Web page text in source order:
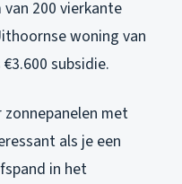
200 vierkante
woning van
subsidie.
zonnepanelen met
als je een
in het